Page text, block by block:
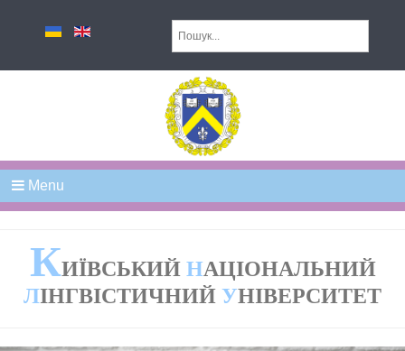
Menu
КИЇВСЬКИЙ НАЦІОНАЛЬНИЙ
ЛІНГВІСТИЧНИЙ УНІВЕРСИТЕТ